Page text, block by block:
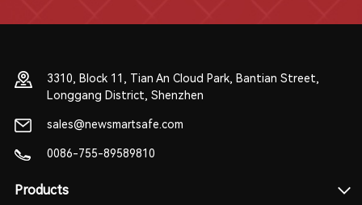
3310, Block 11, Tian An Cloud Park, Bantian Street,
Longgang District, Shenzhen
sales@newsmartsafe.com
0086-755-89589810
Products